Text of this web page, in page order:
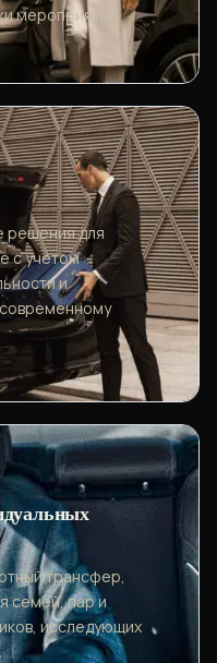
мероприятий.
решения для
с учетом
и
трансфер,
семей, пар и
исследующих